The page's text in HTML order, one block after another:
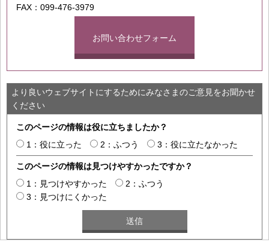
FAX：099-476-3979
お問い合わせフォーム
より良いウェブサイトにするためにみなさまのご意見をお聞かせ
ください
このページの情報は役に立ちましたか？
1：役に立った
2：ふつう 3：役に立たなかった
このページの情報は見つけやすかったですか？
1：見つけやすかった
2：ふつう
3：見つけにくかった